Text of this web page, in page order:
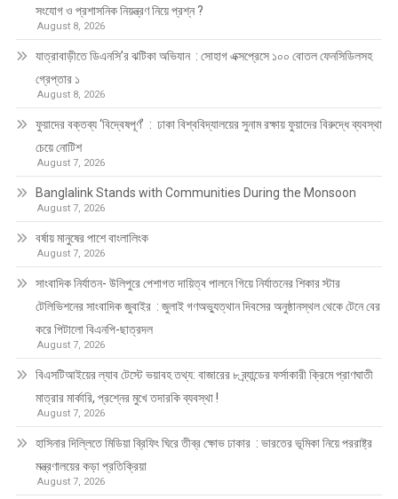
সংযোগ ও প্রশাসনিক নিয়ন্ত্রণ নিয়ে প্রশ্ন ?
August 8, 2026
যাত্রাবাড়ীতে ডিএনসি’র ঝটিকা অভিযান : সোহাগ এক্সপ্রেসে ১০০ বোতল ফেনসিডিলসহ
গ্রেপ্তার ১
August 8, 2026
ফুয়াদের বক্তব্য ‘বিদ্বেষপূর্ণ’ : ঢাকা বিশ্ববিদ্যালয়ের সুনাম রক্ষায় ফুয়াদের বিরুদ্ধে ব্যবস্থা
চেয়ে নোটিশ
August 7, 2026
Banglalink Stands with Communities During the Monsoon
August 7, 2026
বর্ষায় মানুষের পাশে বাংলালিংক
August 7, 2026
সাংবাদিক নির্যাতন- উলিপুরে পেশাগত দায়িত্ব পালনে গিয়ে নির্যাতনের শিকার স্টার
টেলিভিশনের সাংবাদিক জুবাইর : জুলাই গণঅভ্যুত্থান দিবসের অনুষ্ঠানস্থল থেকে টেনে বের
করে পিটালো বিএনপি-ছাত্রদল
August 7, 2026
বিএসটিআইয়ের ল্যাব টেস্টে ভয়াবহ তথ্য: বাজারের ৮ ব্র্যান্ডের ফর্সাকারী ক্রিমে প্রাণঘাতী
মাত্রার মার্কারি, প্রশ্নের মুখে তদারকি ব্যবস্থা !
August 7, 2026
হাসিনার দিল্লিতে মিডিয়া ব্রিফিং ঘিরে তীব্র ক্ষোভ ঢাকার : ভারতের ভূমিকা নিয়ে পররাষ্ট্র
মন্ত্রণালয়ের কড়া প্রতিক্রিয়া
August 7, 2026